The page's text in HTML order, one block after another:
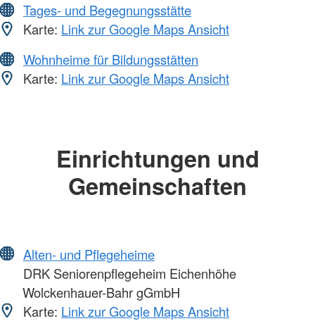
Tages- und Begegnungsstätte
Karte: Link zur Google Maps Ansicht
Wohnheime für Bildungsstätten
Karte: Link zur Google Maps Ansicht
Einrichtungen und
Gemeinschaften
Alten- und Pflegeheime
DRK Seniorenpflegeheim Eichenhöhe
Wolckenhauer-Bahr gGmbH
Karte: Link zur Google Maps Ansicht